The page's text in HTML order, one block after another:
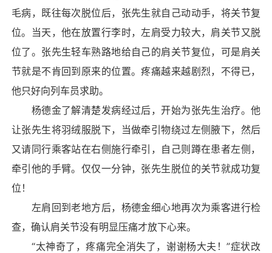
毛病，既往每次脱位后，张先生就自己动动手，将关节复
位。当天，他在放置行李时，左肩受力较大，肩关节又脱
位了。张先生轻车熟路地给自己的肩关节复位，可是肩关
节就是不肯回到原来的位置。疼痛越来越剧烈，不得已，
他只好向列车员求助。
杨德金了解清楚发病经过后，开始为张先生治疗。他
让张先生将羽绒服脱下，当做牵引物绕过左侧腋下，然后
又请同行乘客站在右侧施行牵引，自己则蹲在患者左侧，
牵引他的手臂。仅仅一分钟，张先生脱位的关节就成功复
位！
左肩回到老地方后，杨德金细心地再次为乘客进行检
查，确认肩关节没有明显压痛才放下心来。
“太神奇了，疼痛完全消失了，谢谢杨大夫！”症状改